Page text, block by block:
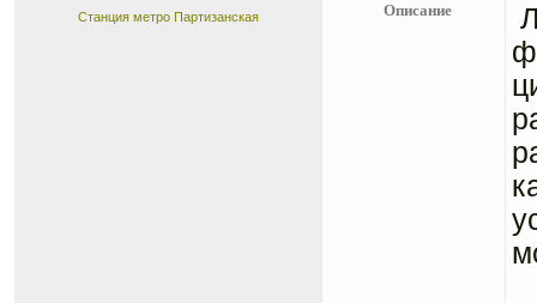
Станция метро Партизанская Описание